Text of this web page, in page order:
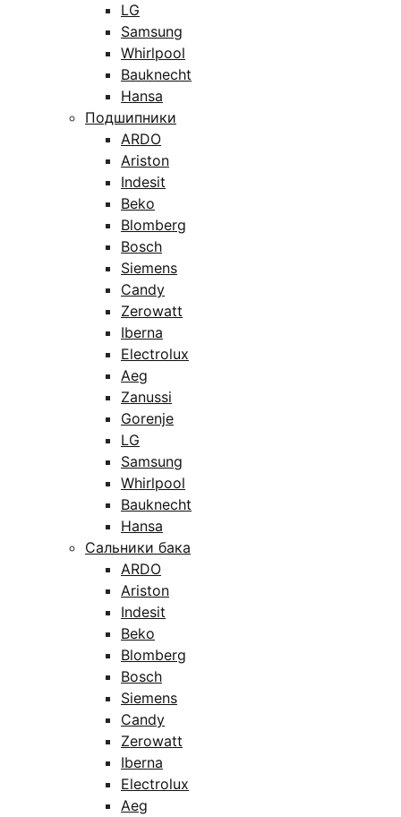
LG
Samsung
Whirlpool
Bauknecht
Hansa
Подшипники
ARDO
Ariston
Indesit
Beko
Blomberg
Bosch
Siemens
Candy
Zerowatt
Iberna
Electrolux
Aeg
Zanussi
Gorenje
LG
Samsung
Whirlpool
Bauknecht
Hansa
Сальники бака
ARDO
Ariston
Indesit
Beko
Blomberg
Bosch
Siemens
Candy
Zerowatt
Iberna
Electrolux
Aeg